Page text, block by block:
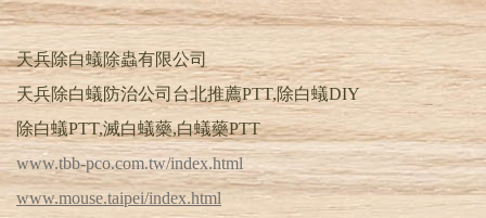
天兵除白蟻除蟲有限公司
天兵除白蟻防治公司台北推薦PTT,除白蟻DIY
除白蟻PTT,滅白蟻藥,白蟻藥PTT
www.tbb-pco.com.tw/index.html
www.mouse.taipei/index.html